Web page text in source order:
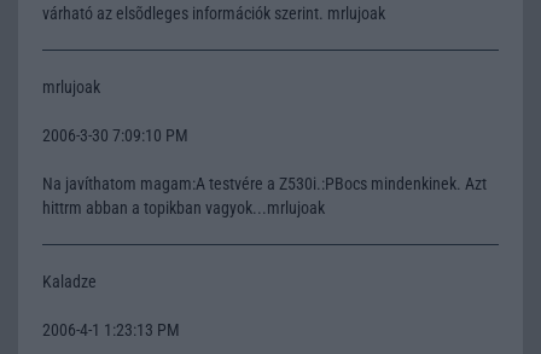
várható az elsõdleges információk szerint. mrlujoak
mrlujoak
2006-3-30 7:09:10 PM
Na javíthatom magam:A testvére a Z530i.:PBocs mindenkinek. Azt
hittrm abban a topikban vagyok...mrlujoak
Kaladze
2006-4-1 1:23:13 PM